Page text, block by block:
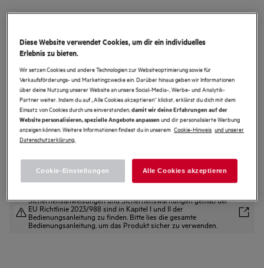
Produktdatenblatt
Vorteile
ProSense® Mengenautomatik: Spart Wasser, Energie und Zeit.
AEG-Schontrommel: Maximale Pflege und Energieeffizienz
Der Inverter Motor ist langlebig und energieeffizient.
Sicherheitsanweisungen und Sicherheitswarnungen gemäß der
EU Richtlinie 2023/988 sind in Kapitel I und II der
Bedienungsanleitung zu finden. Bitte lies die gesamte
Bedienungsanleitung, um das Produkt sicher zu verwenden.
Diese Website verwendet Cookies, um dir ein individuelles
Erlebnis zu bieten.
Wir setzen Cookies und andere Technologien zur Websiteoptimierung sowie für
Verkaufsförderungs- und Marketingzwecke ein. Darüber hinaus geben wir Informationen
über deine Nutzung unserer Website an unsere Social-Media-, Werbe- und Analytik-
Partner weiter. Indem du auf „Alle Cookies akzeptieren“ klickst, erklärst du dich mit dem
Einsatz von Cookies durch uns einverstanden,damit wir deine Erfahrungen auf der
Website personalisieren, spezielle Angebote anpassen und dir personalisierte Werbung
anzeigen können. Weitere Informationen findest du in unserem Cookie-Hinweis und unserer
Datenschutzerklärung.
Cookie-Einstellungen Alle Cookies akzeptieren